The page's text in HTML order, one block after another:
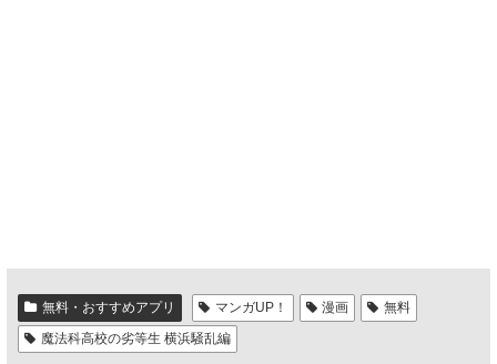
無料・おすすめアプリ マンガUP！ 漫画
無料
魔法科高校の劣等生 横浜騒乱編